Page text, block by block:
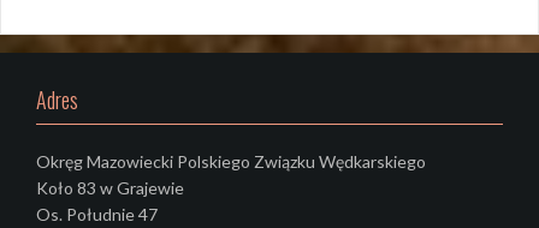
Adres
Okręg Mazowiecki Polskiego Związku Wędkarskiego
Koło 83 w Grajewie
Os. Południe 47